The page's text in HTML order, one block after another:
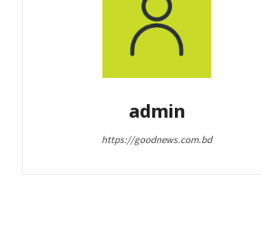
admin
https://goodnews.com.bd